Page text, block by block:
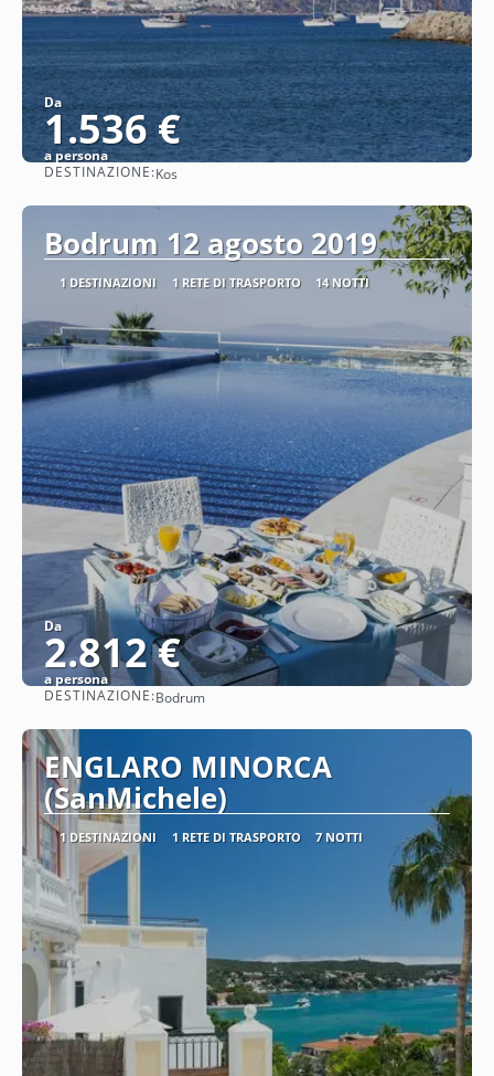
Da
1.536 €
a persona
DESTINAZIONE:Kos
Bodrum 12 agosto 2019
1 DESTINAZIONI 1 RETE DI TRASPORTO 14 NOTTI
Da
2.812 €
a persona
DESTINAZIONE:Bodrum
ENGLARO MINORCA
(SanMichele)
1 DESTINAZIONI 1 RETE DI TRASPORTO 7 NOTTI